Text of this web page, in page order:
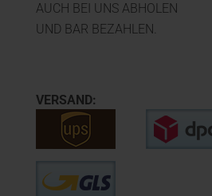
AUCH BEI UNS ABHOLEN
UND BAR BEZAHLEN.
VERSAND: